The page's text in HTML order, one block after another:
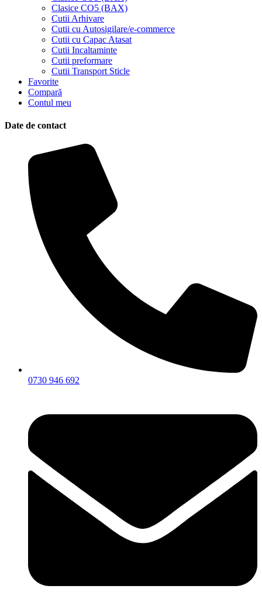
Clasice CO5 (BAX)
Cutii Arhivare
Cutii cu Autosigilare/e-commerce
Cutii cu Capac Atasat
Cutii Incaltaminte
Cutii preformare
Cutii Transport Sticle
Favorite
Compară
Contul meu
Date de contact
0730 946 692